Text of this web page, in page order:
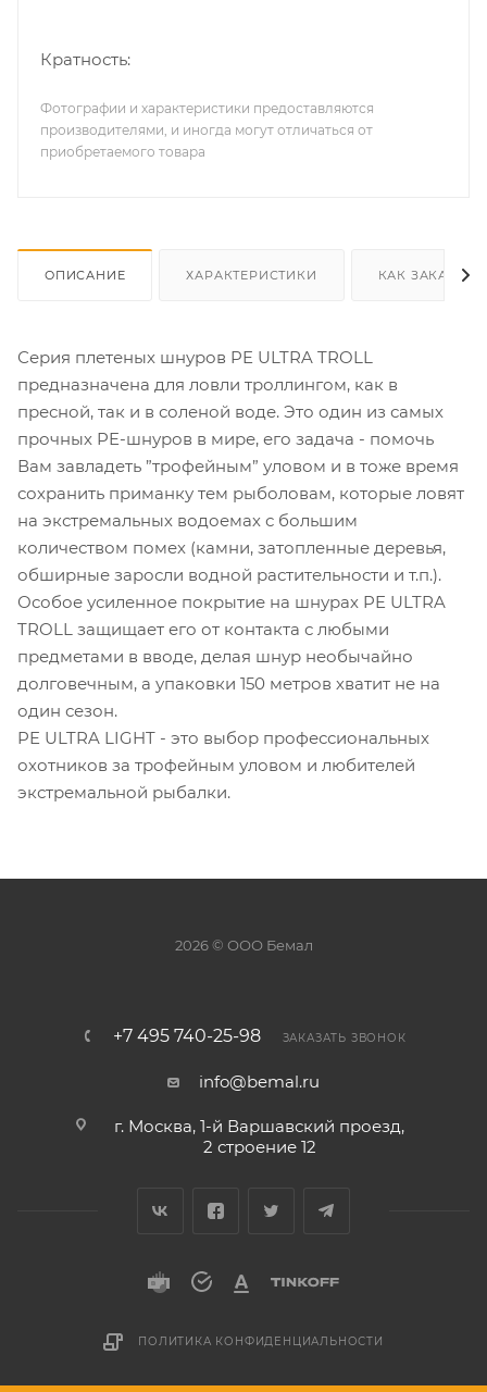
Кратность:
Фотографии и характеристики предоставляются
производителями, и иногда могут отличаться от
приобретаемого товара
ОПИСАНИЕ ХАРАКТЕРИСТИКИ КАК ЗАКАЗАТЬ
Серия плетеных шнуров PE ULTRA TROLL
предназначена для ловли троллингом, как в
пресной, так и в соленой воде. Это один из самых
прочных PE-шнуров в мире, его задача - помочь
Вам завладеть ”трофейным” уловом и в тоже время
сохранить приманку тем рыболовам, которые ловят
на экстремальных водоемах с большим
количеством помех (камни, затопленные деревья,
обширные заросли водной растительности и т.п.).
Особое усиленное покрытие на шнурах PE ULTRA
TROLL защищает его от контакта с любыми
предметами в вводе, делая шнур необычайно
долговечным, а упаковки 150 метров хватит не на
один сезон.
PE ULTRA LIGHT - это выбор профессиональных
охотников за трофейным уловом и любителей
экстремальной рыбалки.
2026 © ООО Бемал
+7 495 740-25-98 ЗАКАЗАТЬ ЗВОНОК
info@bemal.ru
г. Москва, 1-й Варшавский проезд,
2 строение 12
ПОЛИТИКА КОНФИДЕНЦИАЛЬНОСТИ